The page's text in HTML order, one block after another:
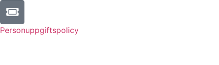
Personuppgiftspolicy